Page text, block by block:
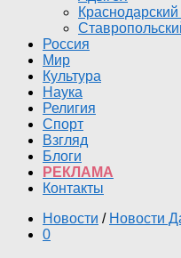
Краснодарский
Россия
Мир
Культура
Наука
Религия
Спорт
Взгляд
Блоги
РЕКЛАМА
Контакты
Новости / Новости
0